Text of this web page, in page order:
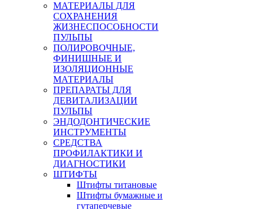
МАТЕРИАЛЫ ДЛЯ
СОХРАНЕНИЯ
ЖИЗНЕСПОСОБНОСТИ
ПУЛЬПЫ
ПОЛИРОВОЧНЫЕ,
ФИНИШНЫЕ И
ИЗОЛЯЦИОННЫЕ
МАТЕРИАЛЫ
ПРЕПАРАТЫ ДЛЯ
ДЕВИТАЛИЗАЦИИ
ПУЛЬПЫ
ЭНДОДОНТИЧЕСКИЕ
ИНСТРУМЕНТЫ
СРЕДСТВА
ПРОФИЛАКТИКИ И
ДИАГНОСТИКИ
ШТИФТЫ
Штифты титановые
Штифты бумажные и
гутаперчевые